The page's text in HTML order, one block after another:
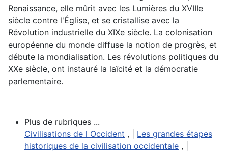
Renaissance, elle mûrit avec les Lumières du XVIIIe
siècle contre l'Église, et se cristallise avec la
Révolution industrielle du XIXe siècle. La colonisation
européenne du monde diffuse la notion de progrès, et
débute la mondialisation. Les révolutions politiques du
XXe siècle, ont instauré la laïcité et la démocratie
parlementaire.
Plus de rubriques ...
Civilisations de l Occident , | Les grandes étapes
historiques de la civilisation occidentale , |